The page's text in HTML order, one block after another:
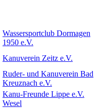
Wassersportclub Dormagen
1950 e.V.
Kanuverein Zeitz e.V.
Ruder- und Kanuverein Bad
Kreuznach e.V.
Kanu-Freunde Lippe e.V.
Wesel